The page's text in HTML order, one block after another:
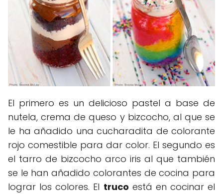
El primero es un delicioso pastel a base de
nutela, crema de queso y bizcocho, al que se
le ha añadido una cucharadita de colorante
rojo comestible para dar color. El segundo es
el tarro de bizcocho arco iris al que también
se le han añadido colorantes de cocina para
lograr los colores. El truco está en cocinar el